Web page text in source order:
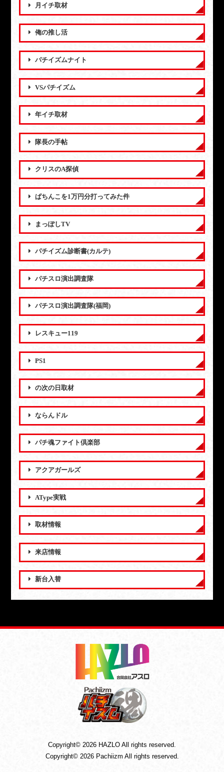
月イチ取材
俺の推し活
パチイズムナイト
VSパチイズム
年イチ取材
隊長の手帖
クリスのA探偵
ぱちんこを1万円分打ってみた件
まっぽしTV
パチイズム診断書(カルテ)
パチスロ演出調査隊
パチスロ演出調査隊(福岡)
レスキュー119
PS1
の次の日取材
ならんドル
パチ魂ファイト倶楽部
アクアガールズ
AType実戦
取材情報
来店情報
新台入替
Copyright© 2026 HAZLO All rights reserved.
Copyright© 2026 Pachiizm All rights reserved.